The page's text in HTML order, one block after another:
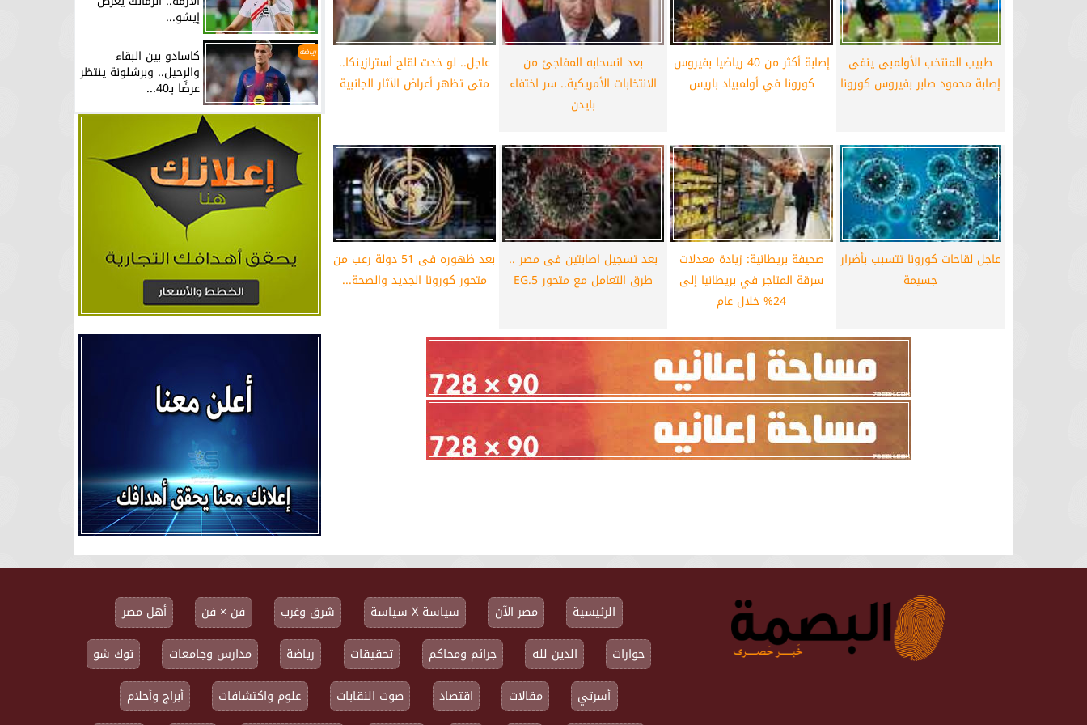
طبيب المنتخب الأولمبى ينفى
إصابة محمود صابر بفيروس كورونا
إصابة أكثر من 40 رياضيا بفيروس
كورونا في أولمبياد باريس
بعد انسحابه المفاجئ من
الانتخابات الأمريكية.. سر اختفاء
بايدن
عاجل.. لو خدت لقاح أسترازينكا..
متى تظهر أعراض الآثار الجانبية
عاجل لقاحات كورونا تتسبب بأضرار
جسيمة
صحيفة بريطانية: زيادة معدلات
سرقة المتاجر في بريطانيا إلى
24% خلال عام
بعد تسجيل اصابتين فى مصر ..
طرق التعامل مع متحور EG.5
بعد ظهوره فى 51 دولة رعب من
متحور كورونا الجديد والصحة...
إيشو...
رياضة كاسادو بين البقاء
والرحيل.. وبرشلونة ينتظر
عرضًا بـ40...
الرئيسية مصر الآن سياسة X سياسة شرق وغرب فن × فن
أهل مصر
حوارات
الدين لله جرائم ومحاكم تحقيقات رياضة مدارس وجامعات
توك شو
أسرتي
مقالات اقتصاد صوت النقابات علوم واكتشافات أبراج وأحلام